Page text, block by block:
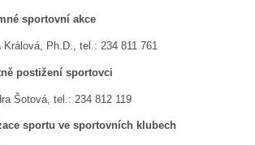
sportovní akce
Králová, Ph.D., tel.: 234 811 761
postižení sportovci
Šotová, tel.: 234 812 119
sportu ve sportovních klubech